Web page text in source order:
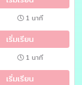
1 นาที
เริ่มเรียน
1 นาที
เริ่มเรียน